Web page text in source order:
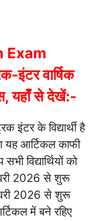
Exam
वार्षिक
यहाँ से देखें:-
इंटर के विद्यार्थी है
यह आर्टिकल काफी
विद्यार्थियों को
2026 से शुरू
2026 से शुरू
में बने रहिए